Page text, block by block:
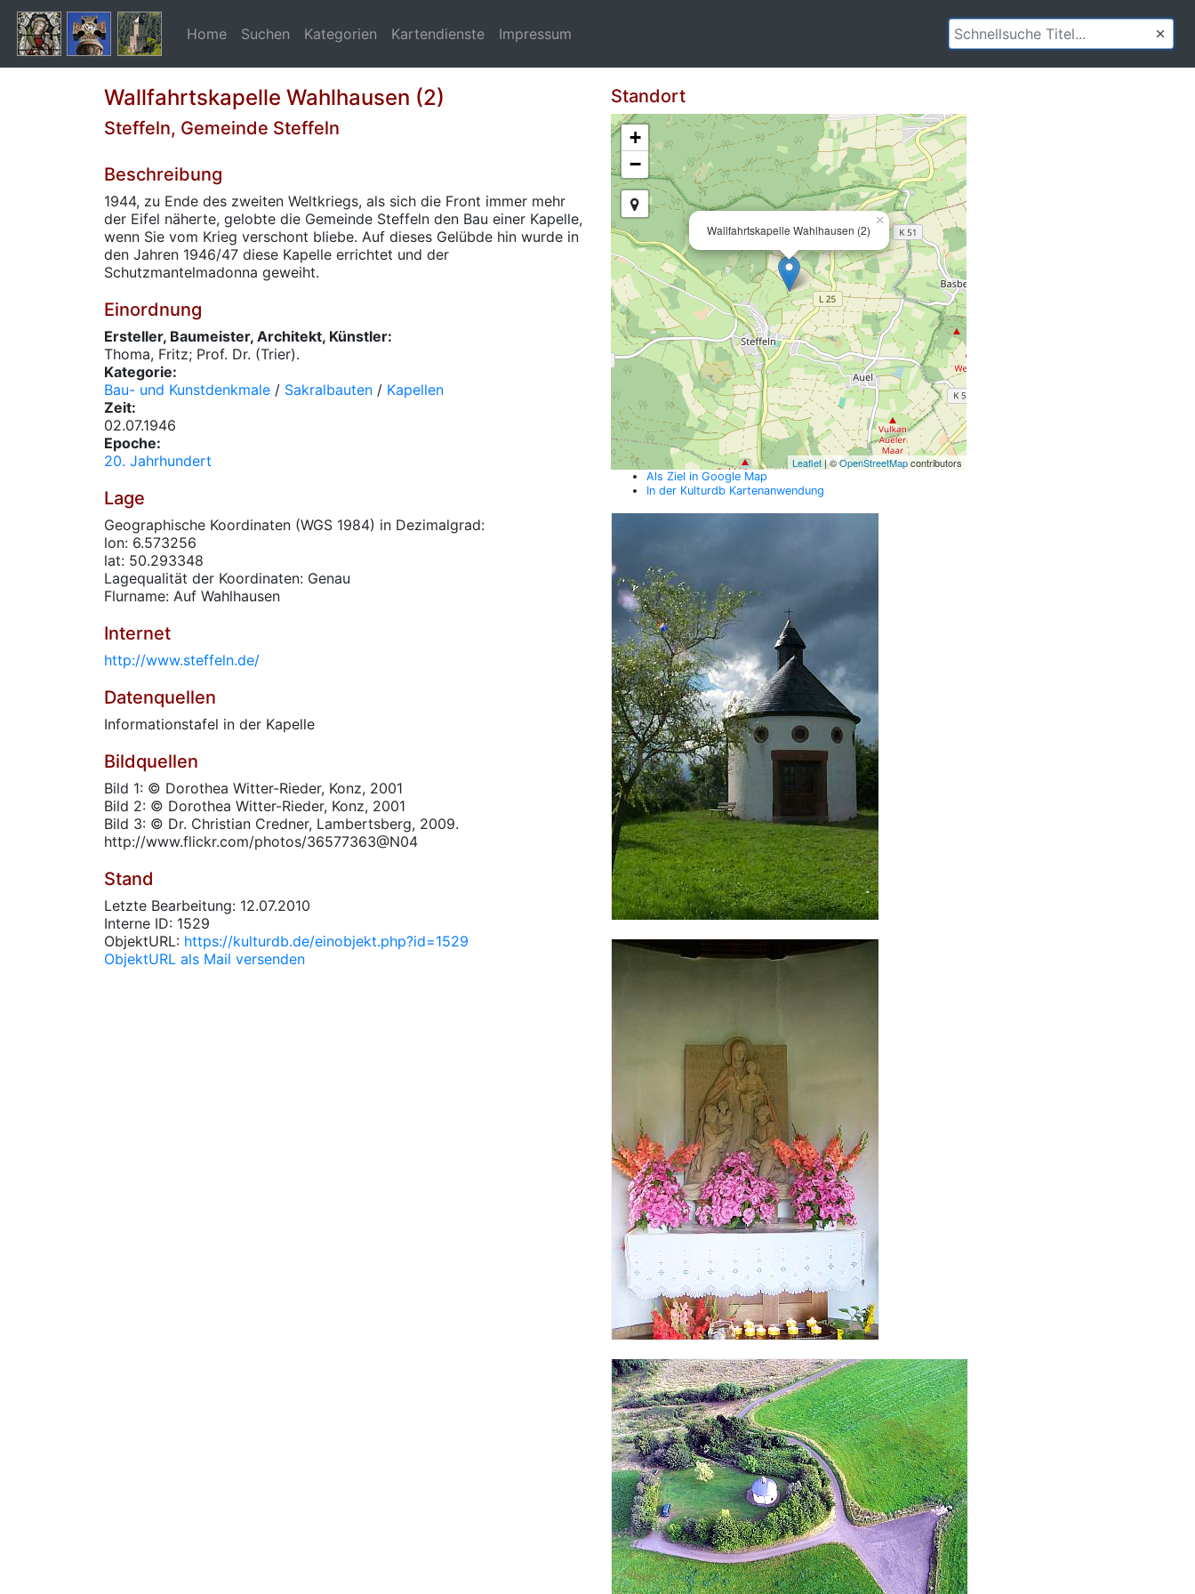
Home Suchen Kategorien Kartendienste Impressum
Wallfahrtskapelle Wahlhausen (2)
Steffeln, Gemeinde Steffeln
Beschreibung
1944, zu Ende des zweiten Weltkriegs, als sich die Front immer mehr
der Eifel näherte, gelobte die Gemeinde Steffeln den Bau einer Kapelle,
wenn Sie vom Krieg verschont bliebe. Auf dieses Gelübde hin wurde in
den Jahren 1946/47 diese Kapelle errichtet und der
Schutzmantelmadonna geweiht.
Einordnung
Ersteller, Baumeister, Architekt, Künstler:
Thoma, Fritz; Prof. Dr. (Trier).
Kategorie:
Bau- und Kunstdenkmale / Sakralbauten / Kapellen
Zeit:
02.07.1946
Epoche:
20. Jahrhundert
Lage
Geographische Koordinaten (WGS 1984) in Dezimalgrad:
lon: 6.573256
lat: 50.293348
Lagequalität der Koordinaten: Genau
Flurname: Auf Wahlhausen
Internet
http://www.steffeln.de/
Datenquellen
Informationstafel in der Kapelle
Bildquellen
Bild 1: © Dorothea Witter-Rieder, Konz, 2001
Bild 2: © Dorothea Witter-Rieder, Konz, 2001
Bild 3: © Dr. Christian Credner, Lambertsberg, 2009.
http://www.flickr.com/photos/36577363@N04
Stand
Letzte Bearbeitung: 12.07.2010
Interne ID: 1529
ObjektURL: https://kulturdb.de/einobjekt.php?id=1529
ObjektURL als Mail versenden
Standort
Wallfahrtskapelle Wahlhausen (2)
×
+
−
Leaflet| ©OpenStreetMapcontributors
Als Ziel in Google Map
In der Kulturdb Kartenanwendung